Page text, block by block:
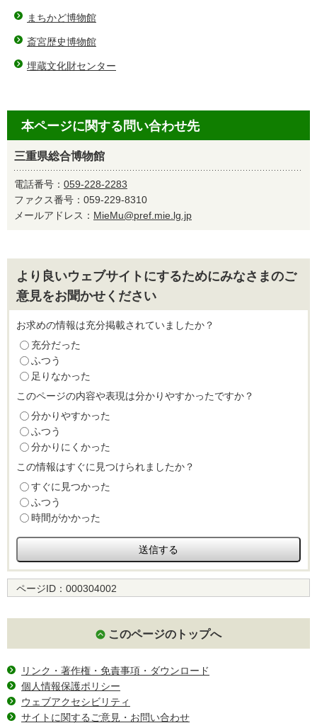
まちかど博物館
斎宮歴史博物館
埋蔵文化財センター
本ページに関する問い合わせ先
三重県総合博物館
電話番号： 059-228-2283
ファクス番号：059-229-8310
メールアドレス： MieMu@pref.mie.lg.jp
より良いウェブサイトにするためにみなさまのご
意見をお聞かせください
お求めの情報は充分掲載されていましたか？
充分だった
ふつう
足りなかった
このページの内容や表現は分かりやすかったですか？
分かりやすかった
ふつう
分かりにくかった
この情報はすぐに見つけられましたか？
すぐに見つかった
ふつう
時間がかかった
ページID： 000304002
このページのトップへ
リンク・著作権・免責事項・ダウンロード
個人情報保護ポリシー
ウェブアクセシビリティ
サイトに関するご意見・お問い合わせ